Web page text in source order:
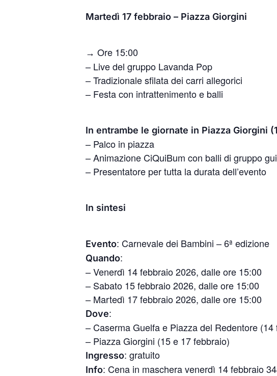
Martedì 17 febbraio – Piazza Giorgini
→ Ore 15:00
– Live del gruppo Lavanda Pop
– Tradizionale sfilata dei carri allegorici
– Festa con intrattenimento e balli
In entrambe le giornate in Piazza Giorgini
– Palco in piazza
– Animazione CiQuiBum con balli di gruppo
– Presentatore per tutta la durata dell’evento
In sintesi
Evento: Carnevale dei Bambini – 6ª edizione
Quando:
– Venerdì 14 febbraio 2026, dalle ore 15:00
– Sabato 15 febbraio 2026, dalle ore 15:00
– Martedì 17 febbraio 2026, dalle ore 15:00
Dove:
– Caserma Guelfa e Piazza del Redentore (14
– Piazza Giorgini (15 e 17 febbraio)
Ingresso: gratuito
Info: Cena in maschera venerdì 14 febbraio